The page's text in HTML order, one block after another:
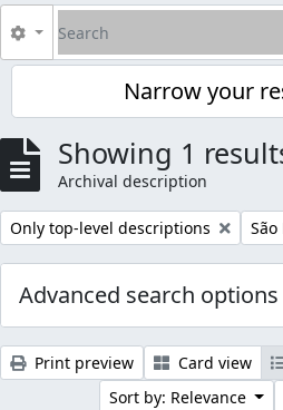
Search
Search options
Narrow your
Showing 1
Archival description
Remove filter:
Only top-level descriptions São
Advanced search options
Print preview Card view
Sort by: Relevance